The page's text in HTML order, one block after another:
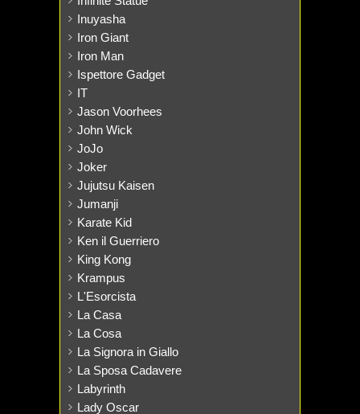
Inuyasha
Iron Giant
Iron Man
Ispettore Gadget
IT
Jason Voorhees
John Wick
JoJo
Joker
Jujutsu Kaisen
Jumanji
Karate Kid
Ken il Guerriero
King Kong
Krampus
L'Esorcista
La Casa
La Cosa
La Signora in Giallo
La Sposa Cadavere
Labyrinth
Lady Oscar